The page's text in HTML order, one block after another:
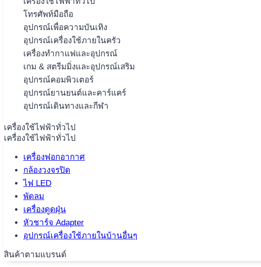
โทรศัพท์มือถือ
อุปกรณ์เพื่อความบันเทิง
อุปกรณ์เครื่องใช้ภายในครัว
เครื่องทำกาแฟและอุปกรณ์
เกม & สตรีมมิ่งและอุปกรณ์เสริม
อุปกรณ์คอมพิวเตอร์
อุปกรณ์ยานยนต์และคาร์แคร์
อุปกรณ์เดินทางและกีฬา
เครื่องใช้ไฟฟ้าทั่วไป
เครื่องใช้ไฟฟ้าทั่วไป
เครื่องฟอกอากาศ
กล้องวงจรปิด
ไฟ LED
พัดลม
เครื่องดูดฝุ่น
หัวชาร์จ Adapter
อุปกรณ์เครื่องใช้ภายในบ้านอื่นๆ
สินค้าตามแบรนด์